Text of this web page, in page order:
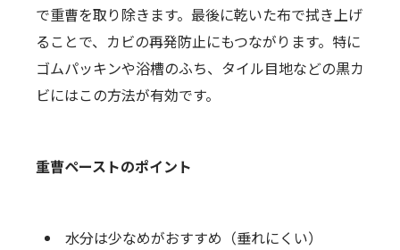
で重曹を取り除きます。最後に乾いた布で拭き上げ
ることで、カビの再発防止にもつながります。特に
ゴムパッキンや浴槽のふち、タイル目地などの黒カ
ビにはこの方法が有効です。
重曹ペーストのポイント
水分は少なめがおすすめ（垂れにくい）